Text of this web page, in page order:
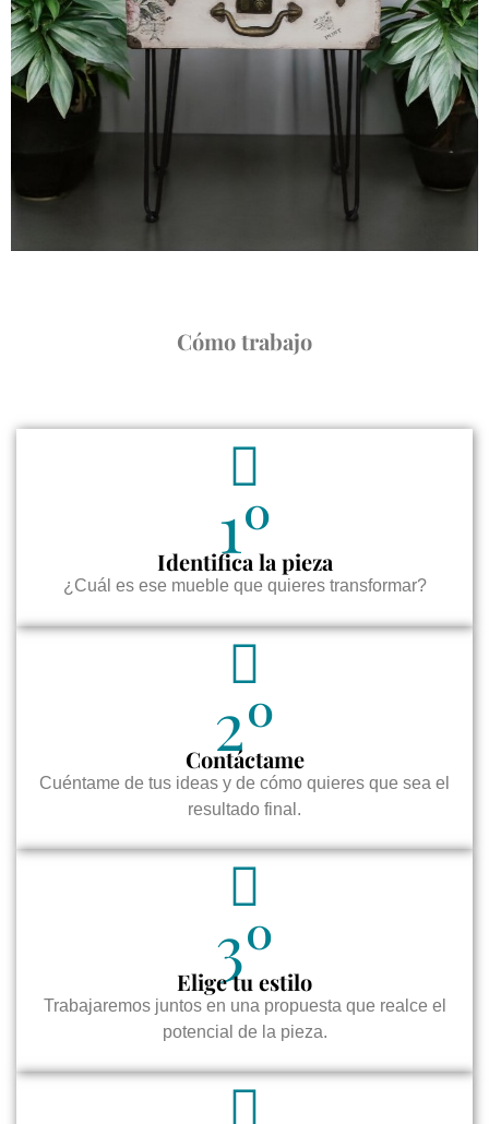
Cómo trabajo
1º
Identifica la pieza
¿Cuál es ese mueble que quieres transformar?
2º
Contáctame
Cuéntame de tus ideas y de cómo quieres que sea el
resultado final.
3º
Elige tu estilo
Trabajaremos juntos en una propuesta que realce el
potencial de la pieza.